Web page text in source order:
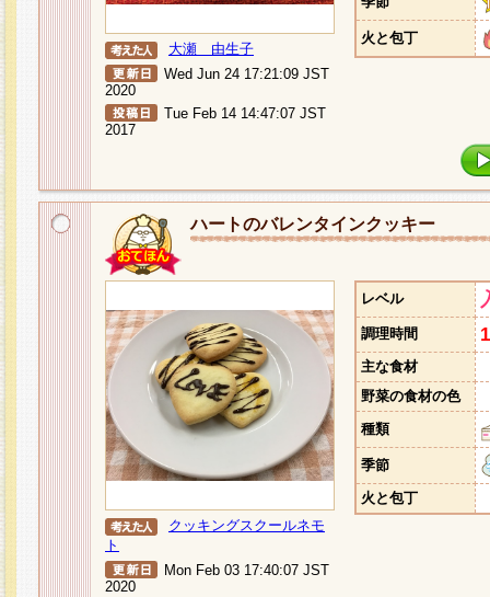
大瀬 由生子
Wed Jun 24 17:21:09 JST
2020
Tue Feb 14 14:47:07 JST
2017
火と包丁
ハートのバレンタインクッキー
クッキングスクールネモ
ト
Mon Feb 03 17:40:07 JST
2020
レベル
調理時間
主な食材
野菜の食材の色
種類
季節
火と包丁